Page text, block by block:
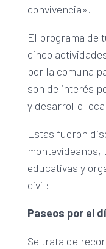
convivencia».
El programa de
cinco
por la comuna
son de interés
y desarrollo
Estas fueron
educativas y
civil:
Paseos por el
Se trata de